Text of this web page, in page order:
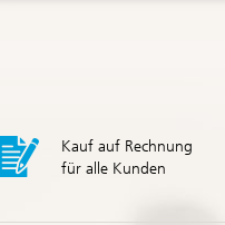
Kauf auf Rechnung
für alle Kunden